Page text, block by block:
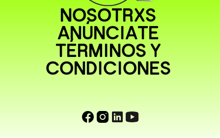
NOSOTRXS
ANÚNCIATE
TÉRMINOS Y
CONDICIONES